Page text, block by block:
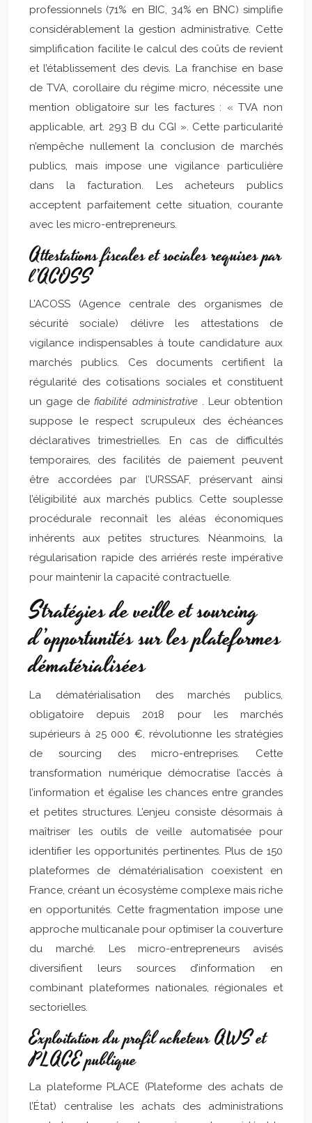
professionnels (71% en BIC, 34% en BNC) simplifie
considérablement la gestion administrative. Cette
simplification facilite le calcul des coûts de revient
et l’établissement des devis. La franchise en base
de TVA, corollaire du régime micro, nécessite une
mention obligatoire sur les factures : « TVA non
applicable, art. 293 B du CGI ». Cette particularité
n’empêche nullement la conclusion de marchés
publics, mais impose une vigilance particulière
dans la facturation. Les acheteurs publics
acceptent parfaitement cette situation, courante
avec les micro-entrepreneurs.
Attestations fiscales et sociales requises par
l’ACOSS
L’ACOSS (Agence centrale des organismes de
sécurité sociale) délivre les attestations de
vigilance indispensables à toute candidature aux
marchés publics. Ces documents certifient la
régularité des cotisations sociales et constituent
un gage defiabilité administrative . Leur obtention
suppose le respect scrupuleux des échéances
déclaratives trimestrielles. En cas de difficultés
temporaires, des facilités de paiement peuvent
être accordées par l’URSSAF, préservant ainsi
l’éligibilité aux marchés publics. Cette souplesse
procédurale reconnaît les aléas économiques
inhérents aux petites structures. Néanmoins, la
régularisation rapide des arriérés reste impérative
pour maintenir la capacité contractuelle.
Stratégies de veille et sourcing
d’opportunités sur les plateformes
dématérialisées
La dématérialisation des marchés publics,
obligatoire depuis 2018 pour les marchés
supérieurs à 25 000 €, révolutionne les stratégies
de sourcing des micro-entreprises. Cette
transformation numérique démocratise l’accès à
l’information et égalise les chances entre grandes
et petites structures. L’enjeu consiste désormais à
maîtriser les outils de veille automatisée pour
identifier les opportunités pertinentes. Plus de 150
plateformes de dématérialisation coexistent en
France, créant un écosystème complexe mais riche
en opportunités. Cette fragmentation impose une
approche multicanalе pour optimiser la couverture
du marché. Les micro-entrepreneurs avisés
diversifient leurs sources d’information en
combinant plateformes nationales, régionales et
sectorielles.
Exploitation du profil acheteur AWS et
PLACE publique
La plateforme PLACE (Plateforme des achats de
l’État) centralise les achats des administrations